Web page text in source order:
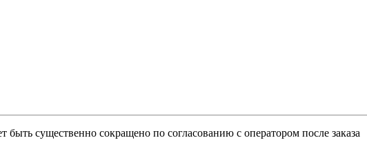
существенно сокращено по согласованию с оператором после заказа